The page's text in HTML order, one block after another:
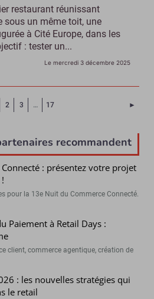
restaurant réunissant
sous un même toit, une
à Cité Europe, dans les
: tester un...
Le mercredi 3 décembre 2025
(Page courante)
2 3 … 17 ►
recommandent
: présentez votre projet
pour la 13e Nuit du Commerce Connecté.
Paiement à Retail Days :
client, commerce agentique, création de
: les nouvelles stratégies qui
le retail